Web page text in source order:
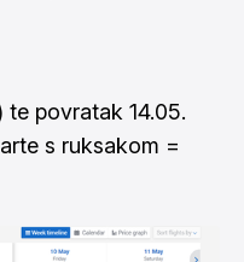
povratak 14.05.
s ruksakom =